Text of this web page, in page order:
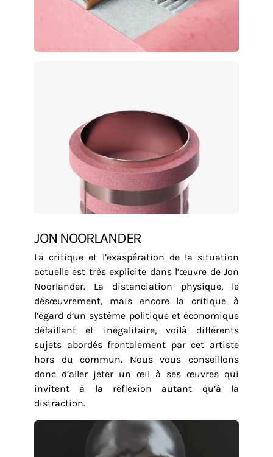
JON NOORLANDER
La critique et l’exaspération de la situation
actuelle est très explicite dans l’œuvre de Jon
Noorlander. La distanciation physique, le
désœuvrement, mais encore la critique à
l’égard d’un système politique et économique
défaillant et inégalitaire, voilà différents
sujets abordés frontalement par cet artiste
hors du commun. Nous vous conseillons
donc d’aller jeter un œil à ses œuvres qui
invitent à la réflexion autant qu’à la
distraction.